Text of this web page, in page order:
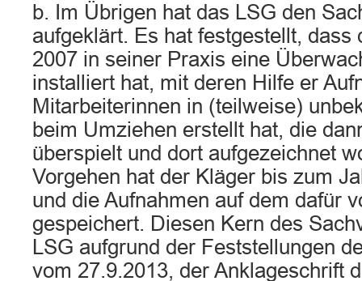
b. Im Übrigen hat das LSG den
aufgeklärt. Es hat festgestellt, dass
2007 in seiner Praxis eine
installiert hat, mit deren Hilfe er
Mitarbeiterinnen in (teilweise)
beim Umziehen erstellt hat, die
überspielt und dort aufgezeichnet
Vorgehen hat der Kläger bis zum
und die Aufnahmen auf dem dafür
gespeichert. Diesen Kern des
LSG aufgrund der Feststellungen
vom 27.9.2013, der Anklageschrift